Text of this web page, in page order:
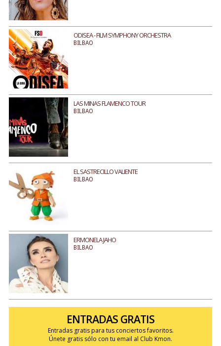
ODISEA - FILM SYMPHONY ORCHESTRA
BILBAO
LAS MINAS FLAMENCO TOUR
BILBAO
EL SASTRECILLO VALIENTE
BILBAO
ERMONELA JAHO
BILBAO
ENTRADAS GRATIS
Entradas gratis para tus conciertos favoritos.
Únete gratis sólo con tu email al Club Kmon.